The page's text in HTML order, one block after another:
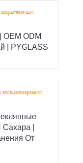
ODM
| PYGLASS
|
От